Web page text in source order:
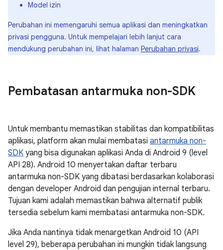
Model izin
Perubahan ini memengaruhi semua aplikasi dan meningkatkan
privasi pengguna. Untuk mempelajari lebih lanjut cara
mendukung perubahan ini, lihat halaman Perubahan privasi.
Pembatasan antarmuka non-SDK
Untuk membantu memastikan stabilitas dan kompatibilitas
aplikasi, platform akan mulai membatasi antarmuka non-
SDK yang bisa digunakan aplikasi Anda di Android 9 (level
API 28). Android 10 menyertakan daftar terbaru
antarmuka non-SDK yang dibatasi berdasarkan kolaborasi
dengan developer Android dan pengujian internal terbaru.
Tujuan kami adalah memastikan bahwa alternatif publik
tersedia sebelum kami membatasi antarmuka non-SDK.
Jika Anda nantinya tidak menargetkan Android 10 (API
level 29), beberapa perubahan ini mungkin tidak langsung